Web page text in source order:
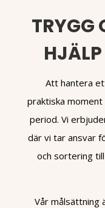
TRYGG
Att hantera
praktiska moment
period. Vi
där vi tar ansvar
och sortering
Vår målsättning